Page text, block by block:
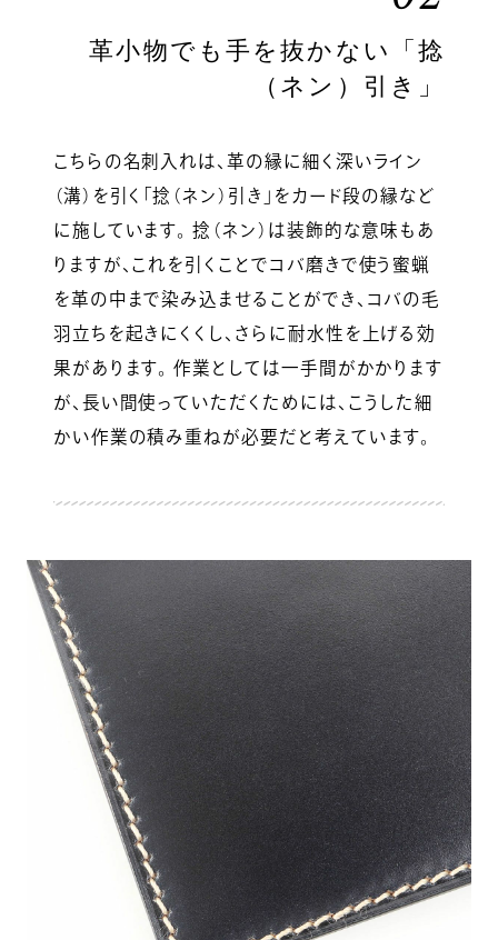
革小物でも手を抜かない「捻
（ネン）引き」
こちらの名刺入れは、革の縁に細く深いライン
（溝）を引く「捻（ネン）引き」をカード段の縁など
に施しています。 捻（ネン）は装飾的な意味もあ
りますが、これを引くことでコバ磨きで使う蜜蝋
を革の中まで染み込ませることができ、コバの毛
羽立ちを起きにくくし、さらに耐水性を上げる効
果があります。 作業としては一手間がかかります
が、長い間使っていただくためには、こうした細
かい作業の積み重ねが必要だと考えています。